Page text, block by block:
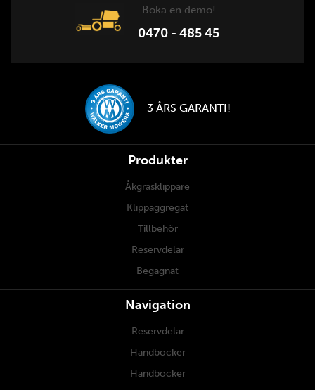
Boka en demo!
0470 - 485 45
3 ÅRS GARANTI!
Produkter
Åkgräsklippare
Klippaggregat
Tillbehör
Reservdelar
Begagnat
Navigation
Reservdelar
Handböcker
Handböcker